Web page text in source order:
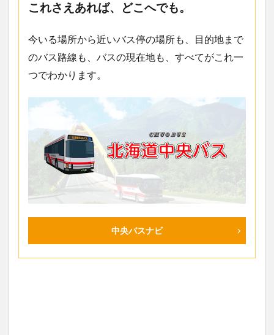
これさえあれば、どこへでも。
今いる場所から近いバス停の場所も、目的地まで
のバス路線も、バスの現在地も、すべてがこれ一
つでわかります。
中央バスナビ